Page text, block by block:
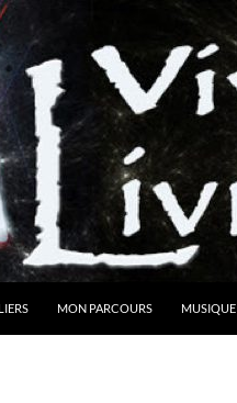
MON PARCOURS MUSIQUE